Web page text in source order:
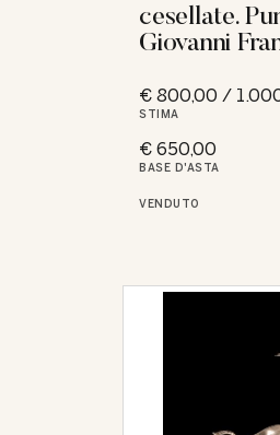
cesellate.
Giovanni
€ 800,00 /
STIMA
€ 650,00
BASE D'ASTA
VENDUTO